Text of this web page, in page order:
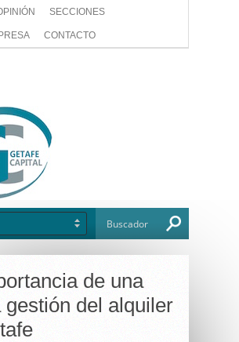
SECCIONES
CONTACTO
de una
gestión del alquiler